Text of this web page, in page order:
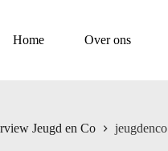
Home Over ons
Jeugd en Co jeugdenco